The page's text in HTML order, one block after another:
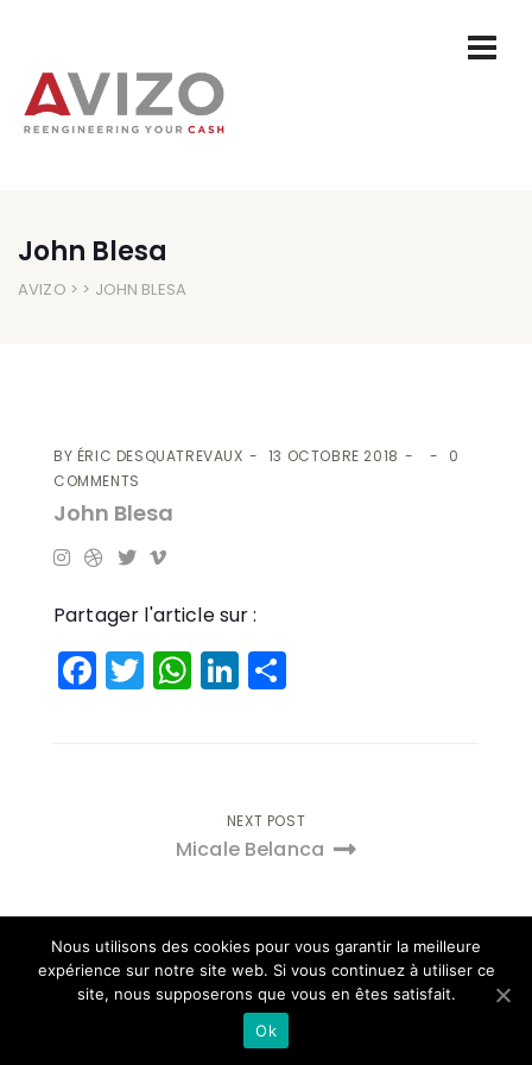
John Blesa
AVIZO > > JOHN BLESA
BY ÉRIC DESQUATREVAUX 13 OCTOBRE 2018
0
COMMENTS
John Blesa
Partager l'article sur :
Facebook
Twitter
WhatsApp
LinkedIn
Navigation
l’article
NEXT POST
Micale Belanca
© 2026 AVIZO
Nous utilisons des cookies pour vous garantir la meilleure
expérience sur notre site web. Si vous continuez à utiliser ce
site, nous supposerons que vous en êtes satisfait.
Ok